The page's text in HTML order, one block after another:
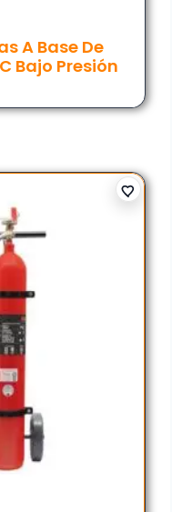
A Base De
Bajo Presión